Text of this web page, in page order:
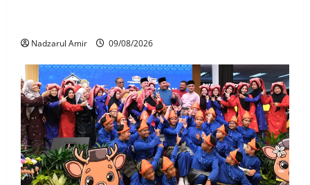
Nadzarul Amir 09/08/2026